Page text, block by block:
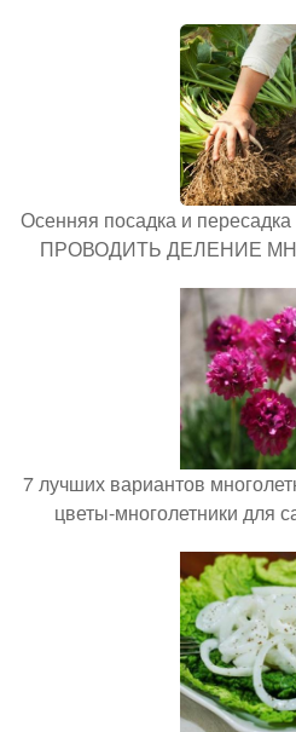
Осенняя посадка и
ПРОВОДИТЬ ДЕЛЕНИЕ
7 лучших вариантов
цветы-многолетники для